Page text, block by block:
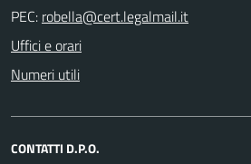
PEC:
Uffici e orari
Numeri utili
CONTATTI D.P.O.